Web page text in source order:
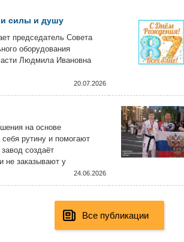
силы и душу
председатель Совета
оборудования
Людмила Ивановна
20.07.2026
на основе
рутину и помогают
создаёт
не заказывают у
самых24.06.2026
Все публикации